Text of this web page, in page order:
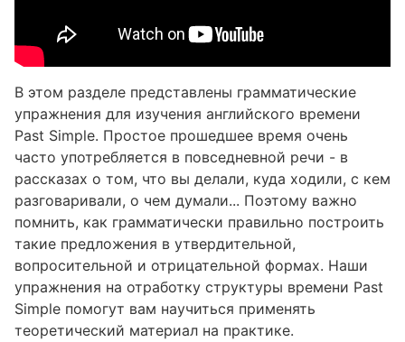
В этом разделе представлены грамматические
упражнения для изучения английского времени
Past Simple. Простое прошедшее время очень
часто употребляется в повседневной речи - в
рассказах о том, что вы делали, куда ходили, с кем
разговаривали, о чем думали... Поэтому важно
помнить, как грамматически правильно построить
такие предложения в утвердительной,
вопросительной и отрицательной формах. Наши
упражнения на отработку структуры времени Past
Simple помогут вам научиться применять
теоретический материал на практике.